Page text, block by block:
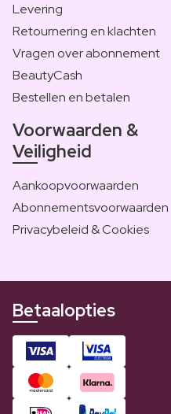
Levering
Retournering en klachten
Vragen over abonnement
BeautyCash
Bestellen en betalen
Voorwaarden &
Veiligheid
Aankoopvoorwaarden
Abonnementsvoorwaarden
Privacybeleid & Cookies
Betaalopties